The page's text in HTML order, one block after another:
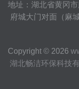
地址：湖北省黄冈
府城大门对面（麻
Copyright © 2026
湖北畅洁环保科技